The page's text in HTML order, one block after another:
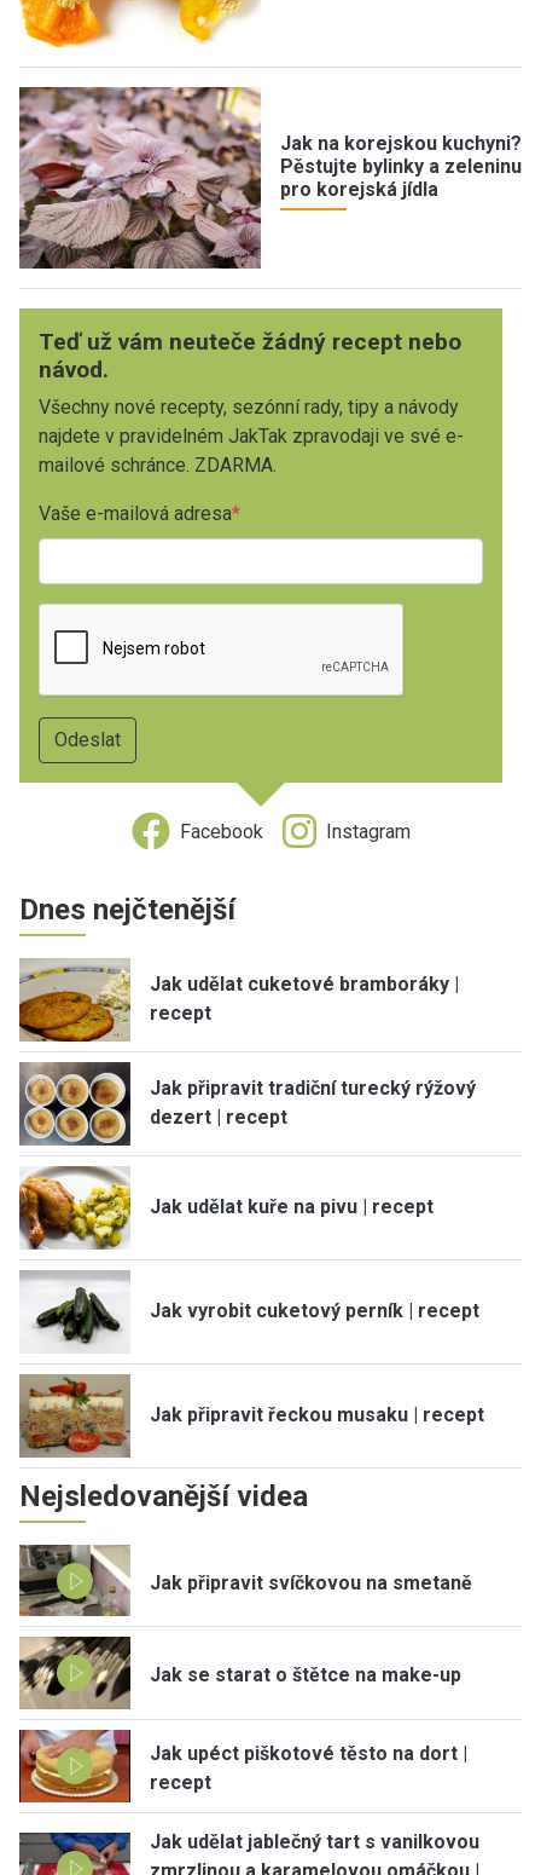
Jak na korejskou kuchyni?
Pěstujte bylinky a zeleninu
pro korejská jídla
Teď už vám neuteče žádný recept nebo
návod.
Všechny nové recepty, sezónní rady, tipy a návody
najdete v pravidelném JakTak zpravodaji ve své e-
mailové schránce. ZDARMA.
Vaše e-mailová adresa
Facebook Instagram
Dnes nejčtenější
Jak udělat cuketové bramboráky |
recept
Jak připravit tradiční turecký rýžový
dezert | recept
Jak udělat kuře na pivu | recept
Jak vyrobit cuketový perník | recept
Jak připravit řeckou musaku | recept
Nejsledovanější videa
Jak připravit svíčkovou na smetaně
Jak se starat o štětce na make-up
Jak upéct piškotové těsto na dort |
recept
Jak udělat jablečný tart s vanilkovou